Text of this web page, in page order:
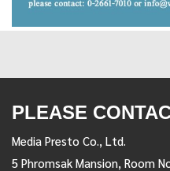
PLEASE
Media Presto Co., Ltd.
5 Phromsak Mansion, Room